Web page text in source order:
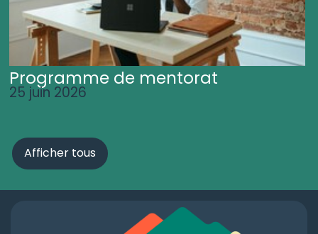
Programme de mentorat
25 juin 2026
Afficher tous